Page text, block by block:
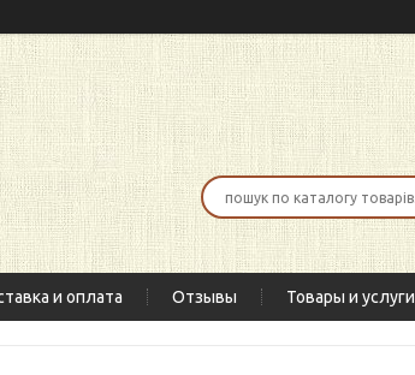
и оплата Отзывы Товары и услуги